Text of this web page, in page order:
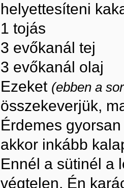
helyettesíteni
1 tojás
3 evőkanál tej
3 evőkanál olaj
Ezeket (ebben a
összekeverjük,
Érdemes
akkor inkább
Ennél a sütinél a
végtelen. Én